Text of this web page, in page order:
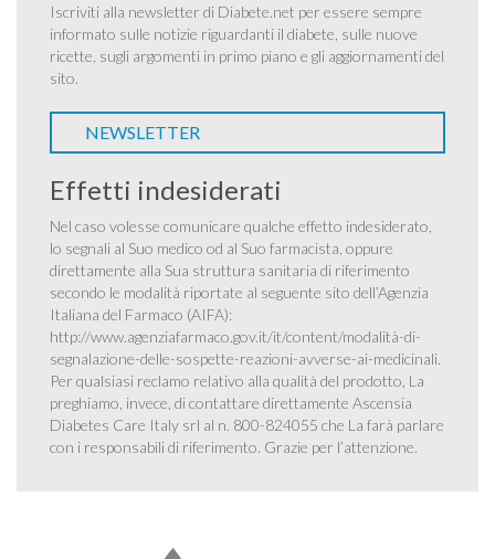
Iscriviti alla newsletter di Diabete.net per essere sempre
informato sulle notizie riguardanti il diabete, sulle nuove
ricette, sugli argomenti in primo piano e gli aggiornamenti del
sito.
NEWSLETTER
Effetti indesiderati
Nel caso volesse comunicare qualche effetto indesiderato,
lo segnali al Suo medico od al Suo farmacista, oppure
direttamente alla Sua struttura sanitaria di riferimento
secondo le modalità riportate al seguente sito dell’Agenzia
Italiana del Farmaco (AIFA):
http://www.agenziafarmaco.gov.it/it/content/modalità-di-
segnalazione-delle-sospette-reazioni-avverse-ai-medicinali.
Per qualsiasi reclamo relativo alla qualità del prodotto, La
preghiamo, invece, di contattare direttamente Ascensia
Diabetes Care Italy srl al n. 800-824055 che La farà parlare
con i responsabili di riferimento. Grazie per l’attenzione.